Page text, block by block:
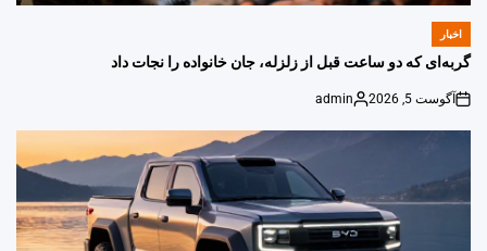
POSTED
IN
اخبار
گربه‌ای که دو ساعت قبل از زلزله، جان خانواده را نجات داد
on
آگوست 5, 2026
Posted
admin